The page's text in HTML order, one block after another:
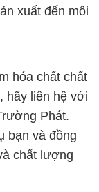
xuất đến môi
hóa chất chất
hãy liên hệ với
Phát.
bạn và đồng
chất lượng